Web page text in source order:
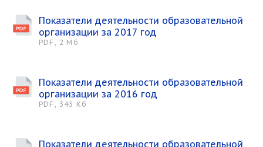
Показатели деятельности образовательной
организации за 2017 год
PDF, 2 Мб
Показатели деятельности образовательной
организации за 2016 год
PDF, 345 Кб
Показатели деятельности образовательной